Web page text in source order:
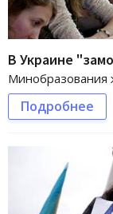
В Украине
Минобразования
Подробнее